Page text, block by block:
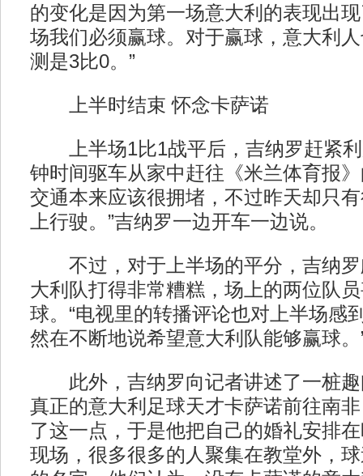
的变化是因为第一场意大利的表现出
场我们必须赢球。对于赢球，意大利
测是3比0。”
上半时结束 怀念卡萨诺
上半场1比1战平后，吉纳罗赶紧利
钟时间驱车从家中赶往《米兰体育报
交通本来应该很拥堵，不过昨天却只
上行驶。”吉纳罗一边开车一边说。
不过，对于上半场的平分，吉纳罗
大利队打得非常糟糕，场上的两位队
球。“电视里的转播评论也对上半场感
然在不断地说希望意大利队能够赢球。
此外，吉纳罗向记者讲述了一桩趣
真正的意大利足球天才卡萨诺前往南
了这一点，于是他把自己的婚礼安排
现场，很多很多的人聚集在教堂外，